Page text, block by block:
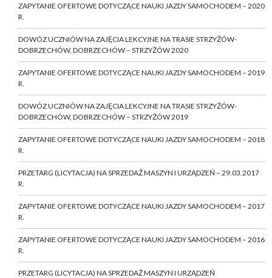
ZAPYTANIE OFERTOWE DOTYCZĄCE NAUKI JAZDY SAMOCHODEM – 2020
R.
DOWÓZ UCZNIÓW NA ZAJĘCIA LEKCYJNE NA TRASIE STRZYŻÓW-
DOBRZECHÓW, DOBRZECHÓW – STRZYŻÓW 2020
ZAPYTANIE OFERTOWE DOTYCZĄCE NAUKI JAZDY SAMOCHODEM – 2019
R.
DOWÓZ UCZNIÓW NA ZAJĘCIA LEKCYJNE NA TRASIE STRZYŻÓW-
DOBRZECHÓW, DOBRZECHÓW – STRZYŻÓW 2019
ZAPYTANIE OFERTOWE DOTYCZĄCE NAUKI JAZDY SAMOCHODEM – 2018
R.
PRZETARG (LICYTACJA) NA SPRZEDAŻ MASZYN I URZĄDZEŃ – 29.03.2017
R.
ZAPYTANIE OFERTOWE DOTYCZĄCE NAUKI JAZDY SAMOCHODEM – 2017
R.
ZAPYTANIE OFERTOWE DOTYCZĄCE NAUKI JAZDY SAMOCHODEM – 2016
R.
PRZETARG (LICYTACJA) NA SPRZEDAŻ MASZYN I URZĄDZEŃ